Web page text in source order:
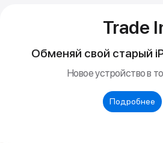
8-ядерный CPU (3
энергоэффективных)
Аппаратное ускорение
16-ядерный Neural Engine